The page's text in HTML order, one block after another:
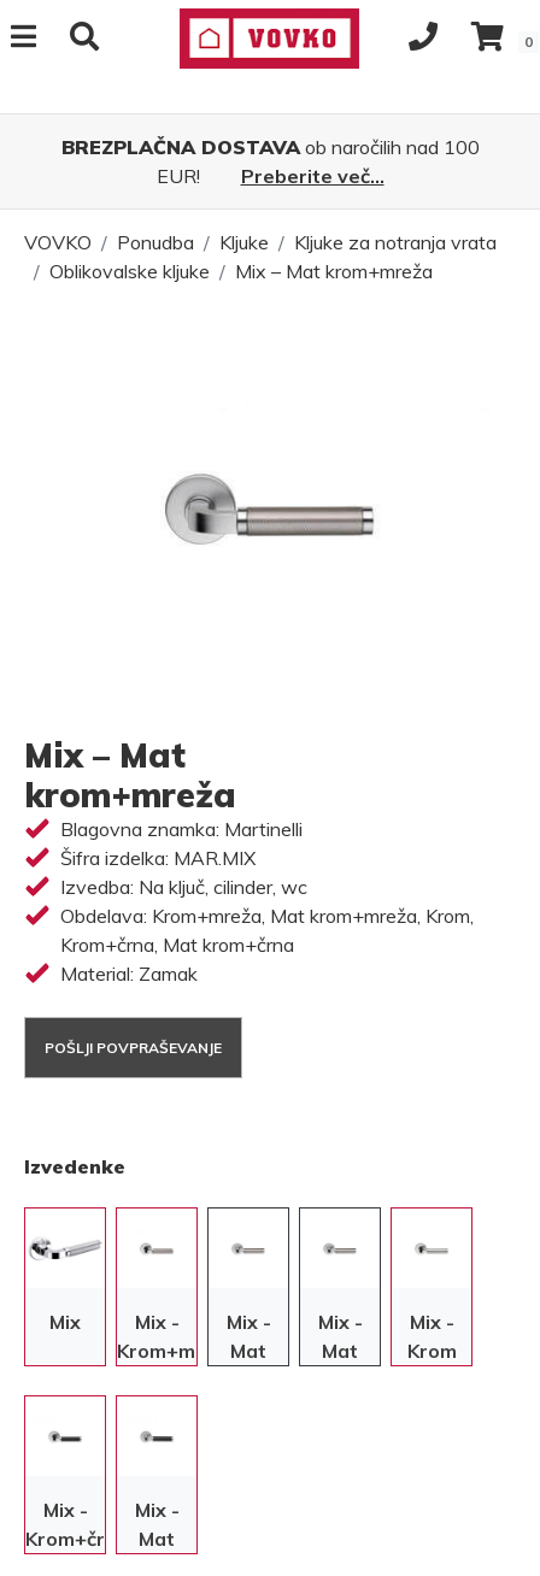
0
BREZPLAČNA DOSTAVAob naročilih nad 100
EUR!
Preberite več...
VOVKO Ponudba Kljuke
Kljuke za notranja vrata
Oblikovalske kljuke
Mix – Mat krom+mreža
Mix – Mat
krom+mreža
Blagovna znamka: Martinelli
Šifra izdelka: MAR.MIX
Izvedba: Na ključ, cilinder, wc
Obdelava: Krom+mreža, Mat krom+mreža, Krom,
Krom+črna, Mat krom+črna
Material: Zamak
POŠLJI POVPRAŠEVANJE
Izvedenke
Mix
Mix -
Krom+mreža
Mix -
Mat
Mix -
Mat
Mix -
Krom
Mix -
Krom+črna
Mix -
Mat